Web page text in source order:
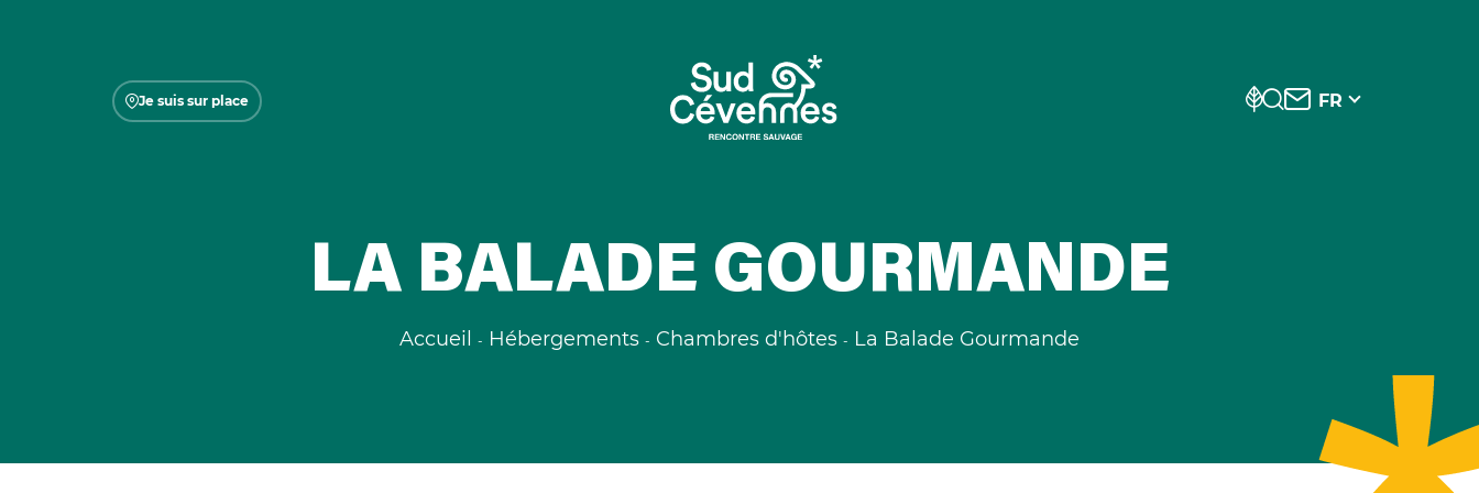
Je suis sur place FR
LA BALADE GOURMANDE
Accueil Hébergements Chambres d'hôtes La Balade Gourmande